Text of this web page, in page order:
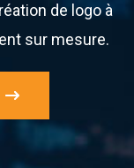
de logo à
sur mesure.